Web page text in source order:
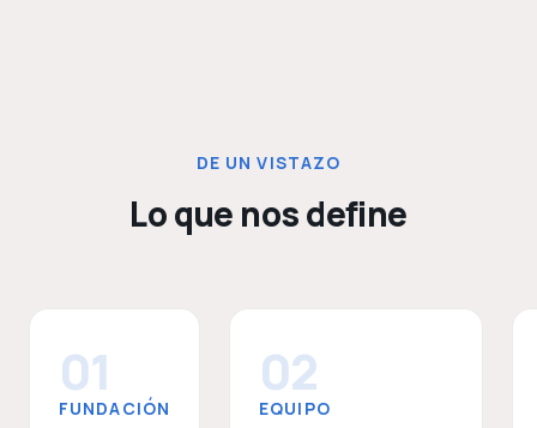
DE UN VISTAZO
Lo que nos define
01
FUNDACIÓN
02
EQUIPO